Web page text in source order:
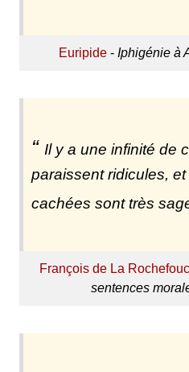
Euripide- Iphigénie à
Il y a une infinité de
paraissent ridicules,
cachées sont très
François de La
sentences